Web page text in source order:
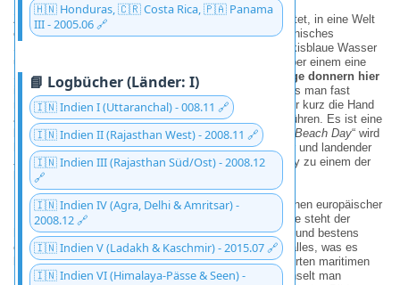
🇭🇳 Honduras, 🇨🇷 Costa Rica, 🇵🇦 Panama
III - 2005.06 🔗
📘 Logbücher (Länder: I)
🇮🇳 Indien I (Uttaranchal) - 008.11 🔗
🇮🇳 Indien II (Rajasthan West) - 2008.11 🔗
🇮🇳 Indien III (Rajasthan Süd/Ost) - 2008.12
🔗
🇮🇳 Indien IV (Agra, Delhi & Amritsar) -
2008.12 🔗
🇮🇳 Indien V (Ladakh & Kaschmir) - 2015.07 🔗
🇮🇳 Indien VI (Himalaya-Pässe & Seen) -
Zwei Wochen in derSimson Bay
zu verbringen bedeutet, in eine Welt
einzutauchen, in der karibische Gelassenheit und technisches
Spektakel Hand in Hand gehen. Während man das türkisblaue Wasser
und den goldenen Sand geniesst, bietet der Himmel über einem eine
Show, die man so schnell nicht vergisst. Die
Flugzeuge donnern hier
in einer derart geringen Höhe ü ber den Strand
, dass man fast
meinen könnte, die Surfer in der Brandung müssten nur kurz die Hand
ausstrecken, um die Fahrwerke der Maschinen zu berühren. Es ist eine
bizarre, aber faszinierende Mischung: Der klassische „ Beach Day“ wird
hier ganz ohne Aufpreis durch das Adrenalin startender und landender
Jets aufgewertet – ein Schauspiel, das die Simson Bay zu einem der
lebendigsten Ankerplätze der Insel macht.
Die Insel selbst ist ein spannendes Experiment in Sachen europäischer
Nachbarschaft mitten in der Karibik. Auf der einen Seite steht der
holländische Teil, der sich uns als äusserst lebendig und bestens
organisiert präsentierte. Hier findet das Touristenherz alles, was es
begehrt – von quirligen Strandbars bis hin zu gut sortierten maritimen
Basaren, in denen man wunderbar stöbern kann. Wechselt man